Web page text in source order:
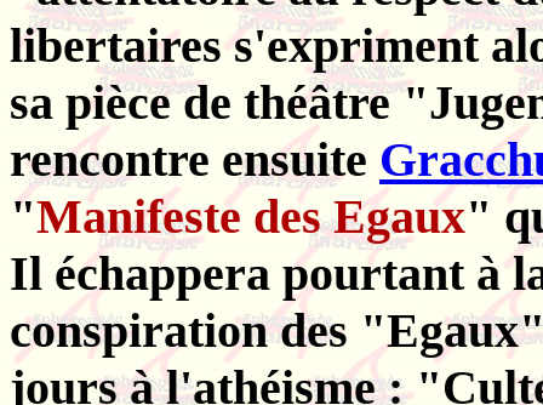
libertaires s'expriment
sa pièce de théâtre
rencontre ensuite
"Manifeste des Egaux"
Il échappera pourtant à
conspiration des
jours à l'athéisme :